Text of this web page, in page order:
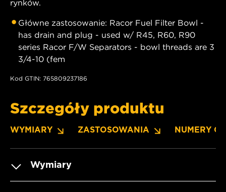
rynków.
Główne zastosowanie: Racor Fuel Filter Bowl -
has drain and plug - used w/ R45, R60, R90
series Racor F/W Separators - bowl threads are 3
3/4-10 (fem
Kod GTIN: 765809237186
Szczegóły produktu
WYMIARY ZASTOSOWANIA NUMERY OE
Wymiary